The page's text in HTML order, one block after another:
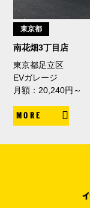
東京都
南花畑3丁目店
東京都足立区
EVガレージ
月額：20,240円～
MORE